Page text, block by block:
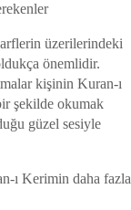
üzerilerindeki
önemlidir.
kişinin Kuran-ı
şekilde okumak
güzel sesiyle
ı Kerimin daha fazla